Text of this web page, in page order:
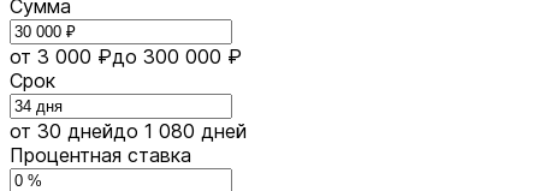
Сумма
от 3 000 ₽до 300 000 ₽
Срок
от 30 днейдо 1 080 дней
Процентная ставка